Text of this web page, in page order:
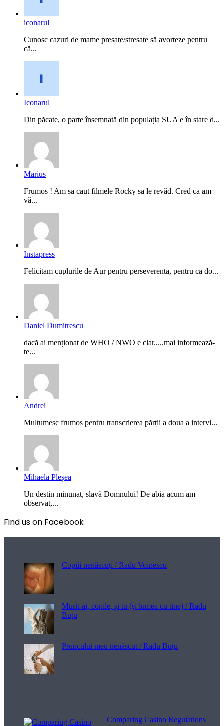
iconarul
Cunosc cazuri de mame presate/stresate să avorteze pentru
că...
Iconarul
Din păcate, o parte însemnată din populația SUA e în stare d...
Marius
Frumos ! Am sa caut filmele Rocky sa le revăd. Cred ca am
vă...
Instapress
Felicitam cuplurile de Aur pentru perseverenta, pentru ca do...
Daniel Dumitrescu
dacă ai menționat de WHO / NWO e clar.....mai informează-
te...
Andrei
Mulțumesc frumos pentru transcrierea părții a doua a intervi...
Mihaela Pleșea
Un destin minunat, slavă Domnului! De abia acum am
observat,...
Find us on Facebook
Copiii nenăscuți / Radu Voinescu
Murit-ai, copile, și tu (și lumea cu tine) / Radu
Buțu
Pruncului meu nenăscut / Radu Buțu
Comparing Casino Regulations